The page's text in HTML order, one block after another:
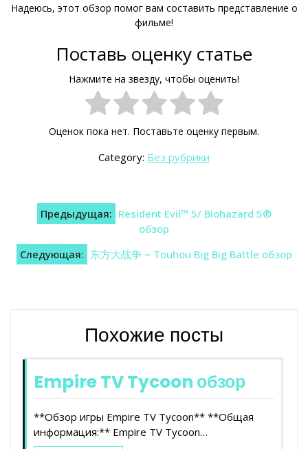
Надеюсь, этот обзор помог вам составить представление о
фильме!
Поставь оценку статье
Нажмите на звезду, чтобы оценить!
Оценок пока нет. Поставьте оценку первым.
Category: Без рубрики
Навигация
записям
Предыдущая: Resident Evil™ 5/ Biohazard 5®
обзор
Следующая: 东方大战争 ~ Touhou Big Big Battle обзор
Похожие посты
Empire TV Tycoon обзор
**Обзор игры Empire TV Tycoon** **Общая
информация:** Empire TV Tycoon…